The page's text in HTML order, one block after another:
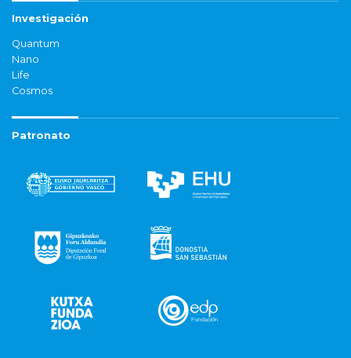
Investigación
Quantum
Nano
Life
Cosmos
Patronato